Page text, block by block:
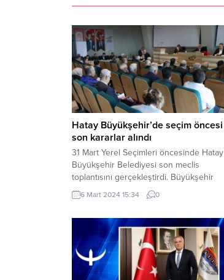
Hatay Büyükşehir’de seçim öncesi
son kararlar alındı
31 Mart Yerel Seçimleri öncesinde Hatay
Büyükşehir Belediyesi son meclis
toplantısını gerçekleştirdi. Büyükşehir
Başkan Vekili Adnan Özkaya, son
mecliste üyeler anı plaketi takdim etti.
Belediye Meclisi (HBB), Mart Ayı Olağan
Toplantısı HBB Antakya Yerleşkesi EXPO
Alanı A Blok’ta bulunan Meclis Toplantı
Salonu’nda gerçekleştirildi. 6 Şubat...
6 Mart 2024 15:34 0